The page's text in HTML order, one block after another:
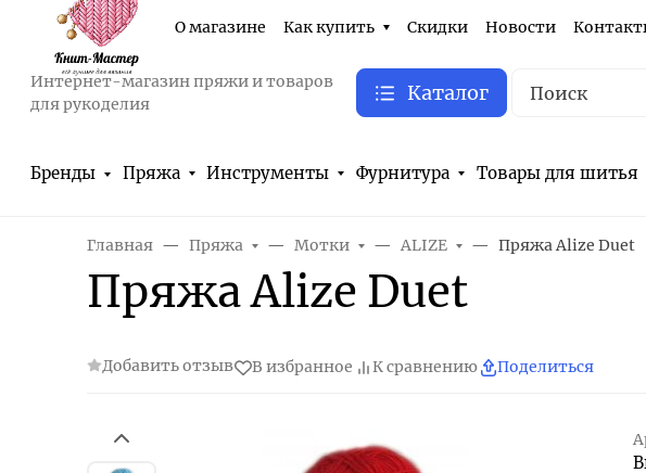
О магазине Как купить Скидки Новости
Интернет-магазин пряжи и товаров
для рукоделия
Каталог
Бренды Пряжа Инструменты Фурнитура Товары для шитья
Главная Пряжа Мотки ALIZE Пряжа Alize Duet
Пряжа Alize Duet
Добавить отзыв В избранное К сравнению Поделиться